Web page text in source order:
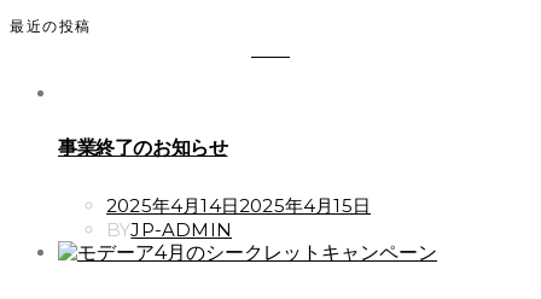
最近の投稿
事業終了のお知らせ
POSTED
ON
2025年4月14日2025年4月15日
BYJP-ADMIN